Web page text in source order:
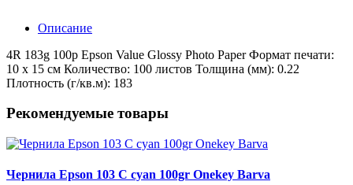
Описание
4R 183g 100p Epson Value Glossy Photo Paper Формат печати:
10 х 15 cм Количество: 100 листов Толщина (мм): 0.22
Плотность (г/кв.м): 183
Рекомендуемые товары
Чернила Epson 103 C cyan 100gr Onekey Barva